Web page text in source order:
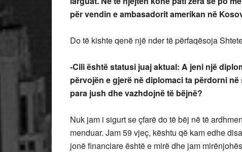
për vendin e ambasadorit amerikan në
Do të kishte qenë një nder të përfaqësoja
-Cili është statusi juaj aktual: A jeni një
përvojën e gjerë në diplomaci ta përdorni
para jush dhe vazhdojnë të bëjnë?
Nuk jam i sigurt se çfarë do të bëj në të
menduar. Jam 59 vjeç, kështu që kam edhe
jonë financiare është e mirë dhe jam